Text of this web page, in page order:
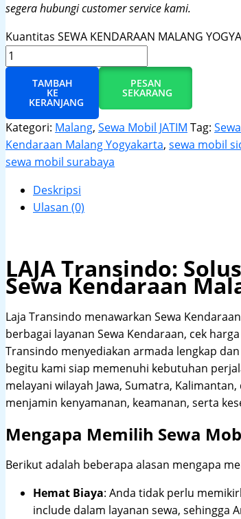
segera hubungi customer service kami.
Kuantitas SEWA KENDARAAN MALANG
TAMBAH
KE
KERANJANG
PESAN
SEKARANG
Kategori: Malang, Sewa Mobil JATIM Tag: Sewa
Kendaraan Malang Yogyakarta, sewa mobil
sewa mobil surabaya
Deskripsi
Ulasan (0)
LAJA Transindo:
Sewa Kendaraan
Laja Transindo menawarkan Sewa
berbagai layanan Sewa Kendaraan, cek
Transindo menyediakan armada lengkap
begitu kami siap memenuhi kebutuhan
melayani wilayah Jawa, Sumatra,
menjamin kenyamanan, keamanan, serta
Mengapa Memilih Sewa
Berikut adalah beberapa alasan mengapa
Hemat Biaya: Anda tidak perlu
include dalam layanan sewa, sehingga